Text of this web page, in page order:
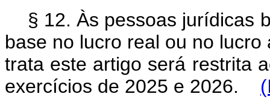
§ 12. Às pessoas jurídicas
base no lucro real ou no
trata este artigo será restrita
exercícios de 2025 e 2026.